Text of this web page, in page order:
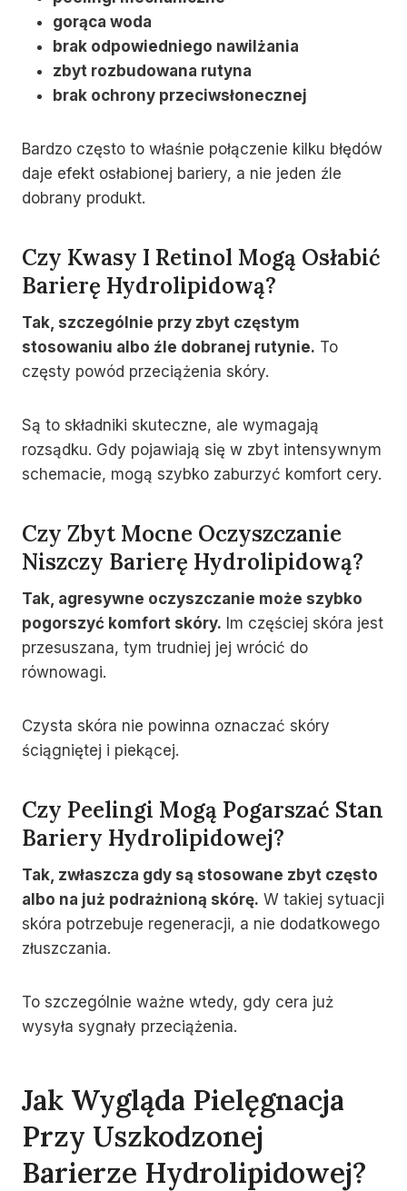
gorąca woda
brak odpowiedniego nawilżania
zbyt rozbudowana rutyna
brak ochrony przeciwsłonecznej
Bardzo często to właśnie połączenie kilku błędów
daje efekt osłabionej bariery, a nie jeden źle
dobrany produkt.
Czy Kwasy I Retinol Mogą Osłabić
Barierę Hydrolipidową?
Tak, szczególnie przy zbyt częstym
stosowaniu albo źle dobranej rutynie. To
częsty powód przeciążenia skóry.
Są to składniki skuteczne, ale wymagają
rozsądku. Gdy pojawiają się w zbyt intensywnym
schemacie, mogą szybko zaburzyć komfort cery.
Czy Zbyt Mocne Oczyszczanie
Niszczy Barierę Hydrolipidową?
Tak, agresywne oczyszczanie może szybko
pogorszyć komfort skóry. Im częściej skóra jest
przesuszana, tym trudniej jej wrócić do
równowagi.
Czysta skóra nie powinna oznaczać skóry
ściągniętej i piekącej.
Czy Peelingi Mogą Pogarszać Stan
Bariery Hydrolipidowej?
Tak, zwłaszcza gdy są stosowane zbyt często
albo na już podrażnioną skórę. W takiej sytuacji
skóra potrzebuje regeneracji, a nie dodatkowego
złuszczania.
To szczególnie ważne wtedy, gdy cera już
wysyła sygnały przeciążenia.
Jak Wygląda Pielęgnacja
Przy Uszkodzonej
Barierze Hydrolipidowej?